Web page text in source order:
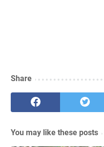
Share
You may like these posts